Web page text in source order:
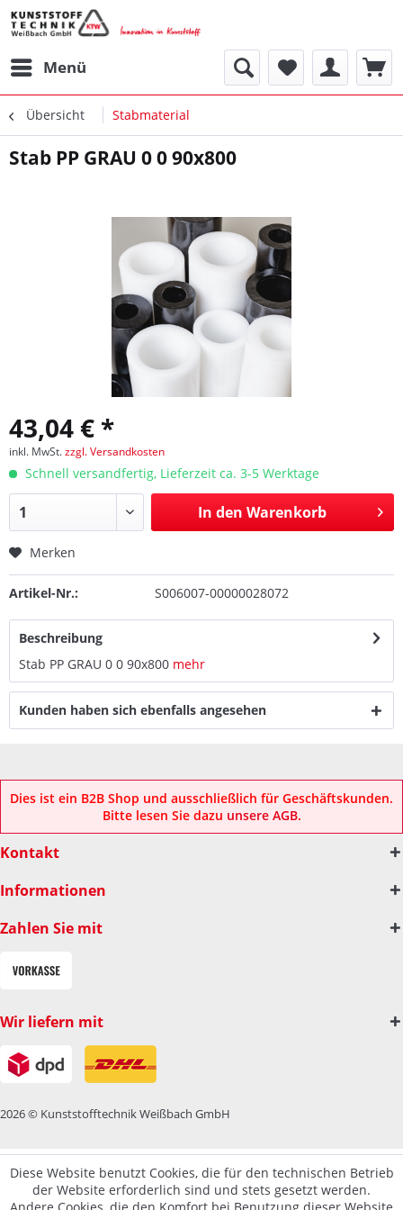
Menü
Übersicht Stabmaterial
Stab PP GRAU 0 0 90x800
43,04 € *
inkl. MwSt.zzgl. Versandkosten
Schnell versandfertig, Lieferzeit ca. 3-5 Werktage
In den Warenkorb
Merken
Artikel-Nr.: S006007-00000028072
Beschreibung
Stab PP GRAU 0 0 90x800 mehr
Kunden haben sich ebenfalls angesehen
Dies ist ein B2B Shop und ausschließlich für Geschäftskunden.
Bitte lesen Sie dazu unsere AGB.
Kontakt
Informationen
Zahlen Sie mit
Wir liefern mit
2026 © Kunststofftechnik Weißbach GmbH
Diese Website benutzt Cookies, die für den technischen Betrieb
der Website erforderlich sind und stets gesetzt werden.